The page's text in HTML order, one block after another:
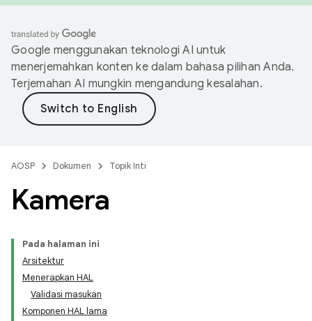
Google menggunakan teknologi AI untuk
menerjemahkan konten ke dalam bahasa pilihan Anda.
Terjemahan AI mungkin mengandung kesalahan.
AOSP Dokumen Topik Inti
Kamera
Pada halaman ini
Arsitektur
Menerapkan HAL
Validasi masukan
Komponen HAL lama